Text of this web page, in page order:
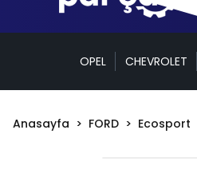
OPEL CHEVROLET
Anasayfa FORD Ecosport